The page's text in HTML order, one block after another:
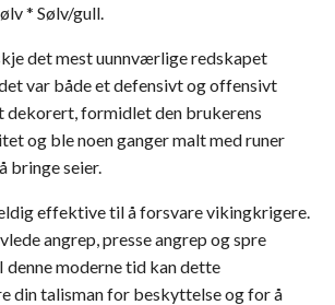
* Sølv/gull.
det mest uunnværlige redskapet
var både et defensivt og offensivt
dekorert, formidlet den brukerens
og ble noen ganger malt med runer
bringe seier.
effektive til å forsvare vikingkrigere.
angrep, presse angrep og spre
denne moderne tid kan dette
din talisman for beskyttelse og for å